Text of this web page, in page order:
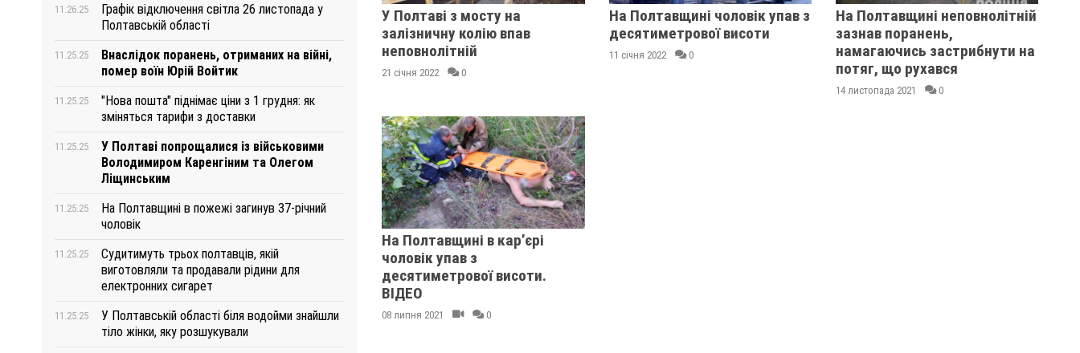
11.26.25
Графік відключення світла 26 листопада у
Полтавській області
11.25.25
Внаслідок поранень, отриманих на війні,
помер воїн Юрій Войтик
11.25.25
"Нова пошта" піднімає ціни з 1 грудня: як
зміняться тарифи з доставки
11.25.25
У Полтаві попрощалися із військовими
Володимиром Каренгіним та Олегом
Ліщинським
11.25.25
На Полтавщині в пожежі загинув 37-річний
чоловік
11.25.25
Судитимуть трьох полтавців, якій
виготовляли та продавали рідини для
електронних сигарет
11.25.25
У Полтавській області біля водойми знайшли
тіло жінки, яку розшукували
У Полтаві з мосту на
залізничну колію впав
неповнолітній
21 січня 2022 0
На Полтавщині чоловік упав з
десятиметрової висоти
11 січня 2022 0
На Полтавщині неповнолітній
зазнав поранень,
намагаючись застрибнути на
потяг, що рухався
14 листопада 2021 0
На Полтавщині в кар’єрі
чоловік упав з
десятиметрової висоти.
ВІДЕО
08 липня 2021 0